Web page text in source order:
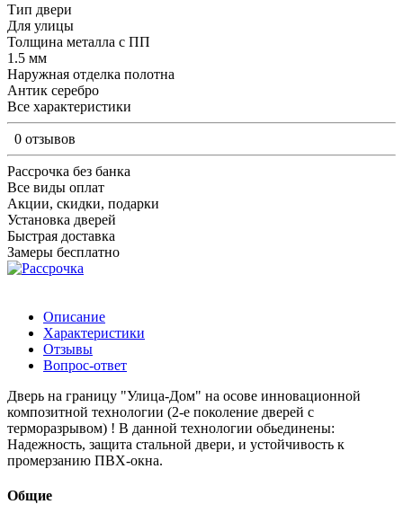
Тип двери
Для улицы
Толщина металла с ПП
1.5 мм
Наружная отделка полотна
Антик серебро
Все характеристики
0 отзывов
Рассрочка без банка
Все виды оплат
Акции, скидки, подарки
Установка дверей
Быстрая доставка
Замеры бесплатно
Описание
Характеристики
Отзывы
Вопрос-ответ
Дверь на границу "Улица-Дом" на осове инновационной
композитной технологии (2-е поколение дверей с
терморазрывом) ! В данной технологии обьединены:
Надежность, защита стальной двери, и устойчивость к
промерзанию ПВХ-окна.
Общие